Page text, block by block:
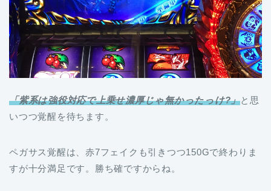
「紫系は強役対応で上乗せ濃厚じゃ無かったっけ?」と思
いつつ覚醒を待ちます。
ペガサス覚醒は、赤7フェイクも引きつつ150Gで終わりま
すが十分満足です。勝ち確ですからね。